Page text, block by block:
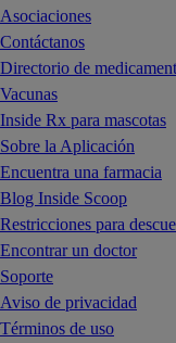
Asociaciones
Contáctanos
Directorio de
Vacunas
Inside Rx para mascotas
Sobre la Aplicación
Encuentra una farmacia
Blog Inside Scoop
Restricciones para
Encontrar un doctor
Soporte
Aviso de privacidad
Términos de uso